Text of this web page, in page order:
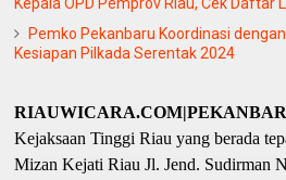
Kepala OPD Pemprov Riau, Cek Daftar
Pemko Pekanbaru Koordinasi
Kesiapan Pilkada Serentak 2024
Kejaksaan Tinggi Riau yang berada
Mizan Kejati Riau Jl. Jend. Sudirman